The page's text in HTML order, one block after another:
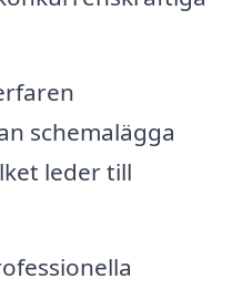
schemalägga
leder till